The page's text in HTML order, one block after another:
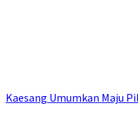
Kaesang Umumkan Maju